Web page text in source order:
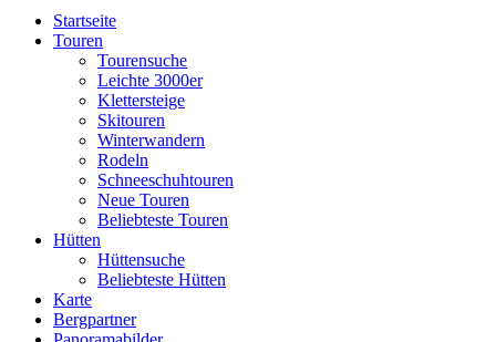
Startseite
Touren
Tourensuche
Leichte 3000er
Klettersteige
Skitouren
Winterwandern
Rodeln
Schneeschuhtouren
Neue Touren
Beliebteste Touren
Hütten
Hüttensuche
Beliebteste Hütten
Karte
Bergpartner